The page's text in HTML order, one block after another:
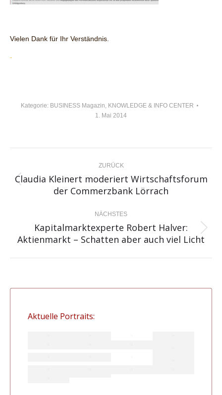
Vielen Dank für Ihr Verständnis.
Kategorie: BUSINESS Magazin, KNOWLEDGE & INFO CENTER
1. Mai 2014
ZURÜCK
Vorheriger
Beitrag:
Claudia Kleinert moderiert Wirtschaftsforum
der Commerzbank Lörrach
NÄCHSTES
Nächster
Beitrag:
Kapitalmarktexperte Robert Halver:
Aktienmarkt – Schatten aber auch viel Licht
Aktuelle Portraits: